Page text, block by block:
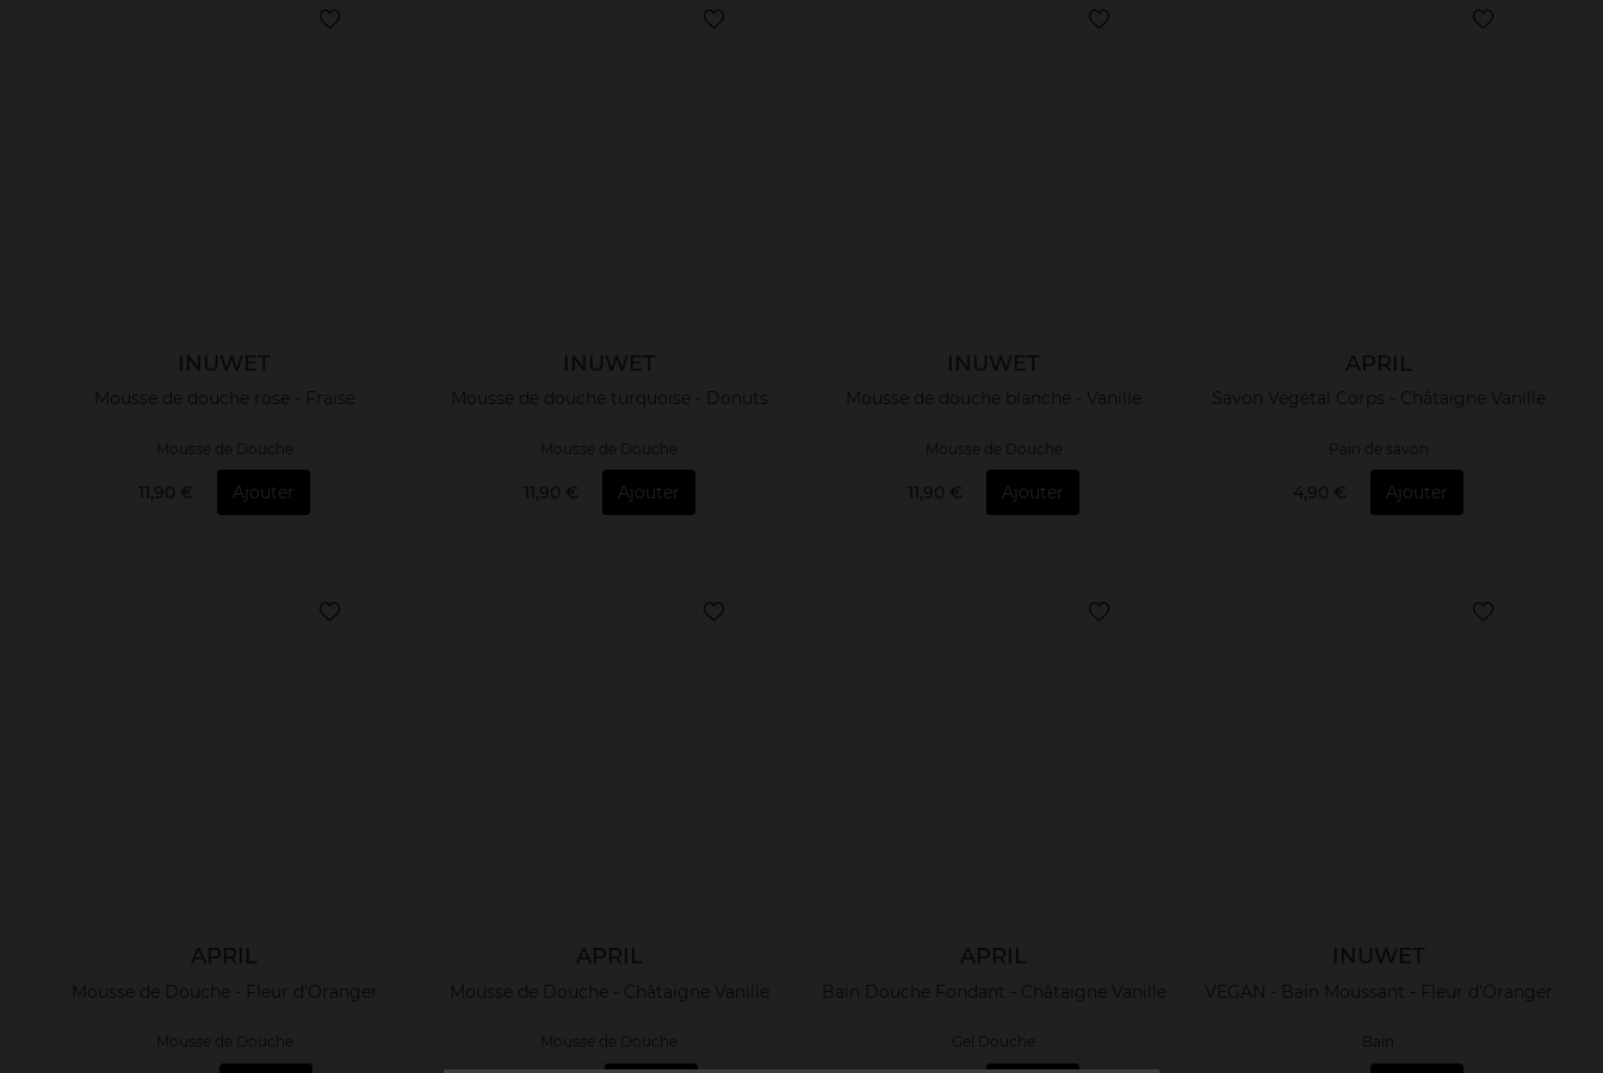
INUWET
Mousse de douche rose - Fraise
Mousse de Douche
11,90 € Ajouter
INUWET
Mousse de douche turquoise - Donuts
Mousse de Douche
11,90 € Ajouter
INUWET
Mousse de douche blanche - Vanille
Mousse de Douche
11,90 € Ajouter
APRIL
Savon Végétal Corps - Châtaigne Vanille
Pain de savon
4,90 € Ajouter
APRIL
Mousse de Douche - Fleur d'Oranger
Mousse de Douche
APRIL
Mousse de Douche - Châtaigne Vanille
Mousse de Douche
APRIL
Bain Douche Fondant - Châtaigne Vanille
INUWET
VEGAN - Bain Moussant - Fleur d'Oranger
Bain